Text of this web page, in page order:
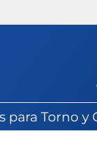
para Torno y